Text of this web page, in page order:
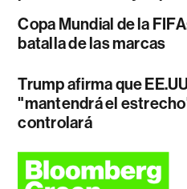
Copa Mundial de la
batalla de las marcas
Trump afirma que
"mantendrá el
controlará